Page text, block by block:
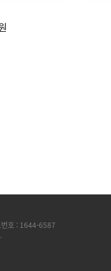
호 : 1644-6587